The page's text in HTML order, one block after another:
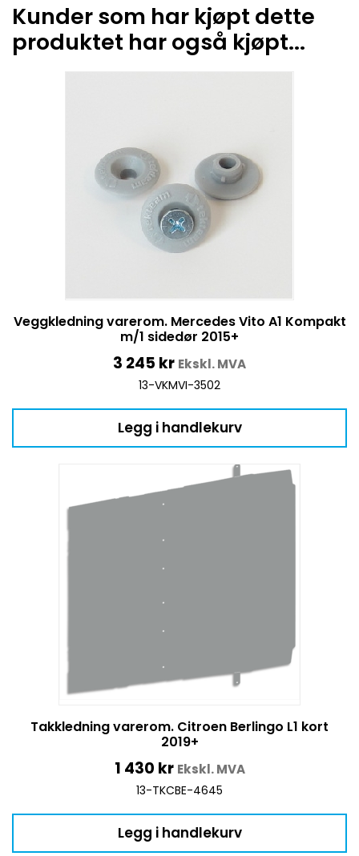
Kunder som har kjøpt dette
produktet har også kjøpt...
Veggkledning varerom. Mercedes Vito A1 Kompakt
m/1 sidedør 2015+
3 245 kr Ekskl. MVA
13-VKMVI-3502
Legg i handlekurv
Takkledning varerom. Citroen Berlingo L1 kort
2019+
1 430 kr Ekskl. MVA
13-TKCBE-4645
Legg i handlekurv